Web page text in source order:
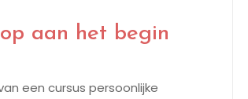
aan het begin
een cursus persoonlijke